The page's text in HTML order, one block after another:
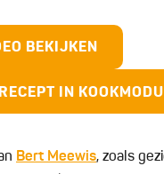
BEKIJKEN
IN
Bert Meewis, zoals